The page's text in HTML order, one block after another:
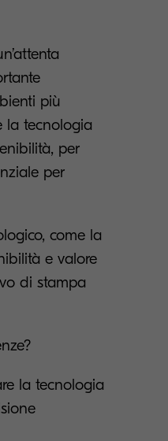
più
la tecnologia
per
per
come la
e valore
di stampa
la tecnologia